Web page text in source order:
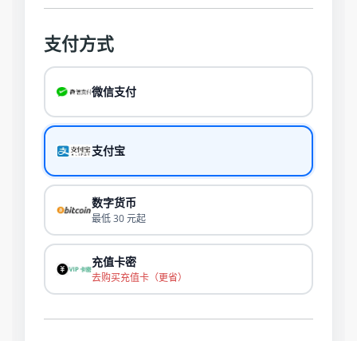
支付方式
微信支付
支付宝
数字货币
最低 30 元起
充值卡密
去购买充值卡（更省）